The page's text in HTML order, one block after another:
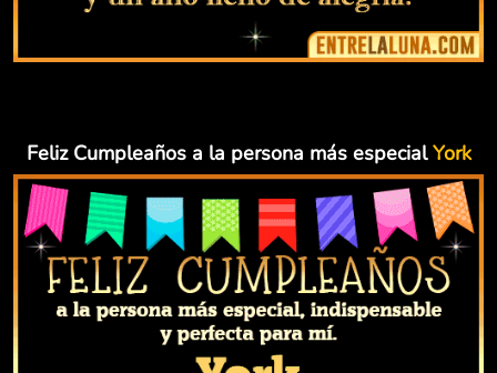
Feliz Cumpleaños a la persona más especialYork